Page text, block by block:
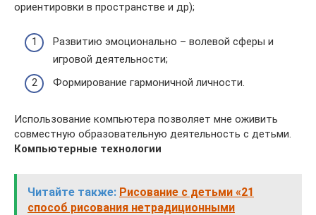
ориентировки в пространстве и др);
Развитию эмоционально – волевой сферы и
игровой деятельности;
Формирование гармоничной личности.
Использование компьютера позволяет мне оживить
совместную образовательную деятельность с детьми.
Компьютерные технологии
Читайте также: Рисование с детьми «21
способ рисования нетрадиционными